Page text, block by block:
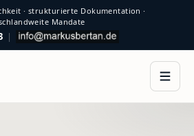
· strukturierte Dokumentation ·
Mandate
|